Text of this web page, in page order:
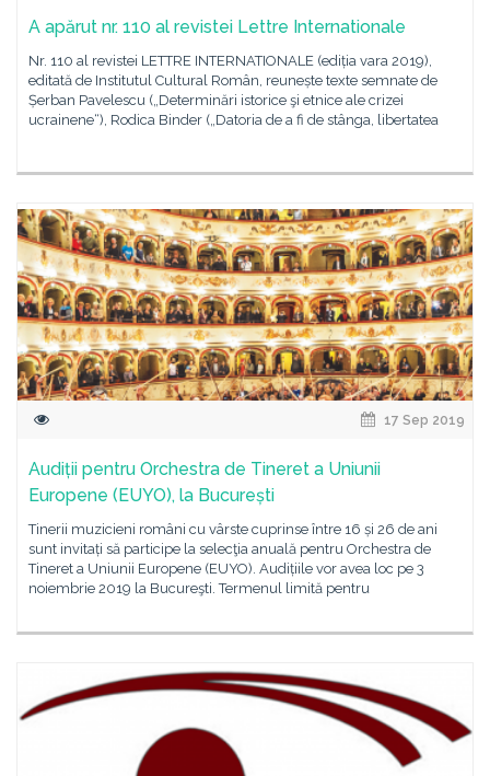
A apărut nr. 110 al revistei Lettre Internationale
Nr. 110 al revistei LETTRE INTERNATIONALE (ediția vara 2019),
editată de Institutul Cultural Român, reunește texte semnate de
Șerban Pavelescu („Determinări istorice şi etnice ale crizei
ucrainene“), Rodica Binder („Datoria de a fi de stânga, libertatea
17 Sep 2019
Audiții pentru Orchestra de Tineret a Uniunii
Europene (EUYO), la București
Tinerii muzicieni români cu vârste cuprinse între 16 și 26 de ani
sunt invitați să participe la selecţia anuală pentru Orchestra de
Tineret a Uniunii Europene (EUYO). Audițiile vor avea loc pe 3
noiembrie 2019 la Bucureşti. Termenul limită pentru